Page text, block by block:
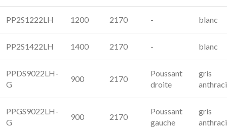
PP2S1222LH 1200 2170 - blanc
PP2S1422LH 1400 2170 - blanc
PPDS9022LH-
G
900 2170
Poussant
droite
gris
PPGS9022LH-
G
900 2170
Poussant
gauche
gris